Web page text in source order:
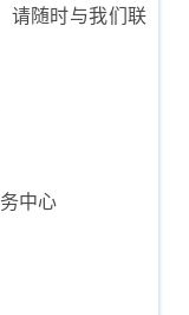
请随时与我们联
中心